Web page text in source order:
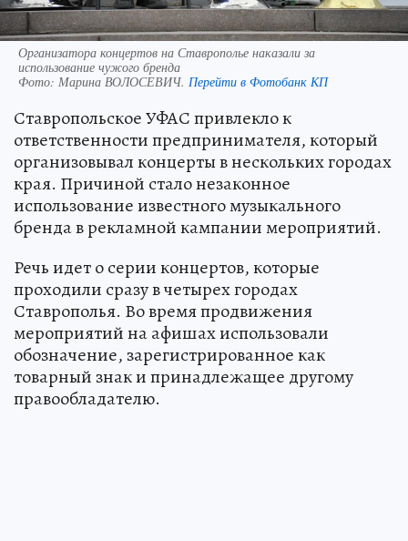
Организатора концертов на Ставрополье наказали за
использование чужого бренда
Фото: Марина ВОЛОСЕВИЧ. Перейти в Фотобанк КП
Ставропольское УФАС привлекло к
ответственности предпринимателя, который
организовывал концерты в нескольких городах
края. Причиной стало незаконное
использование известного музыкального
бренда в рекламной кампании мероприятий.
Речь идет о серии концертов, которые
проходили сразу в четырех городах
Ставрополья. Во время продвижения
мероприятий на афишах использовали
обозначение, зарегистрированное как
товарный знак и принадлежащее другому
правообладателю.